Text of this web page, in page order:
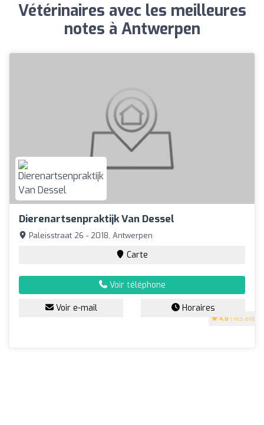
Vétérinaires avec les meilleures
notes à Antwerpen
Dierenartsenpraktijk Van Dessel
4.8 (165 avis)
Paleisstraat 26 - 2018, Antwerpen
Carte
Voir téléphone
Voir e-mail Horaires